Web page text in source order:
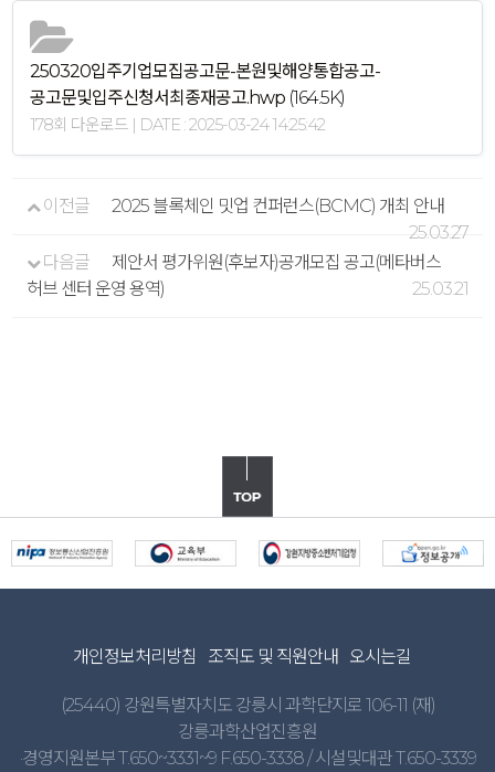
250320입주기업모집공고문-본원및해양통합공고-
공고문및입주신청서최종재공고.hwp (164.5K)
178회 다운로드 | DATE : 2025-03-24 14:25:42
이전글
2025 블록체인 밋업 컨퍼런스(BCMC) 개최 안내
25.03.27
다음글
제안서 평가위원(후보자)공개모집 공고(메타버스
허브 센터 운영 용역)
25.03.21
개인정보처리방침 조직도 및 직원안내 오시는길
(25440) 강원특별자치도 강릉시 과학단지로 106-11 (재)
강릉과학산업진흥원
·경영지원본부 T.650~3331~9 F.650-3338 / 시설및대관 T.650-3339